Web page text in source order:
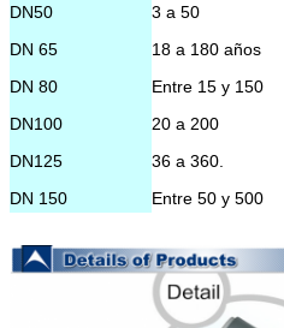
Temperatura
atmosférica
DN50
3 a 50
DN 65
18 a 180 años
DN 80
Entre 15 y 150
DN100
20 a 200
DN125
36 a 360.
DN 150
Entre 50 y 500
DN 250
Entre 150 y 1500
200 a 2000